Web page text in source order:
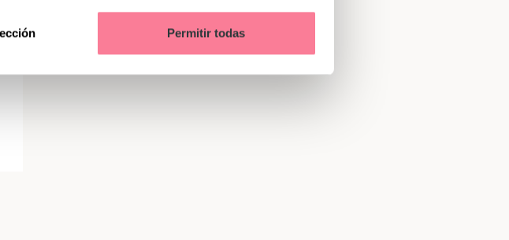
Permitir todas